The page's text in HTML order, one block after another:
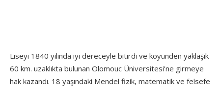
Liseyi 1840 yılında iyi dereceyle bitirdi ve köyünden yaklaşık
60 km. uzaklıkta bulunan Olomouc Üniversitesi’ne girmeye
hak kazandı. 18 yaşındaki Mendel fizik, matematik ve felsefe